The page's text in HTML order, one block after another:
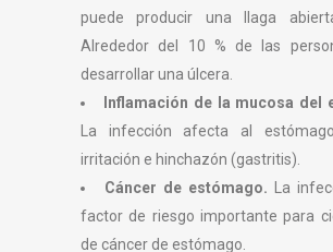
puede producir una llaga
Alrededor del 10 % de las
desarrollar una úlcera.
Inflamación de la mucosa del
La infección afecta al
irritación e hinchazón (gastritis).
Cáncer de estómago.
La
factor de riesgo importante para
de cáncer de estómago.